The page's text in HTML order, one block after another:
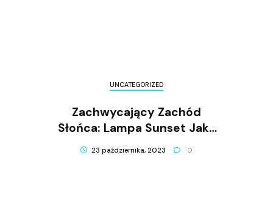
UNCATEGORIZED
Zachwycający Zachód
Słońca: Lampa Sunset Jako
Idealna Dekoracja Wnętrza
23 października, 2023 0